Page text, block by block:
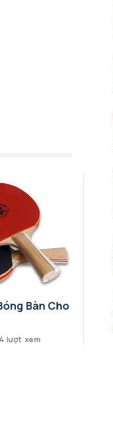
Bàn Cho
lượt xem